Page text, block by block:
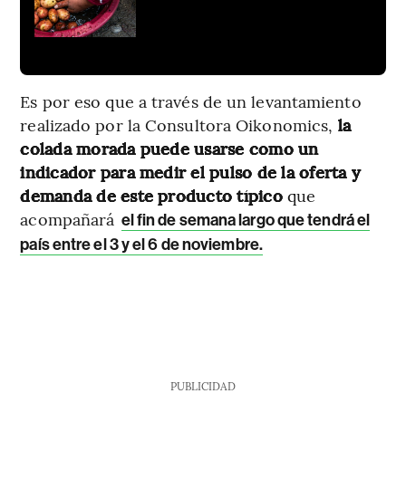
Es por eso que a través de un levantamiento
realizado por la Consultora Oikonomics, la
colada morada puede usarse como un
indicador para medir el pulso de la oferta y
demanda de este producto típicoque
acompañará el fin de semana largo que tendrá el
país entre el 3 y el 6 de noviembre.
PUBLICIDAD